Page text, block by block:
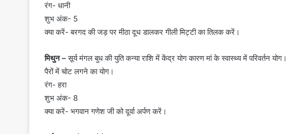
रंग- धानी
शुभ अंक- 5
क्या करें- बरगद की जड़ पर मीठा दूध डालकर गीली मिट्टी का तिलक करें।
मिथुन –सूर्य मंगल बुध की युति कन्या राशि में केंद्र योग कारण मां के स्वास्थ्य में परिवर्तन योग।
पैरों में चोट लगने का योग।
रंग- हरा
शुभ अंक- 8
क्या करें- भगवान गणेश जी को दूर्वा अर्पण करें।